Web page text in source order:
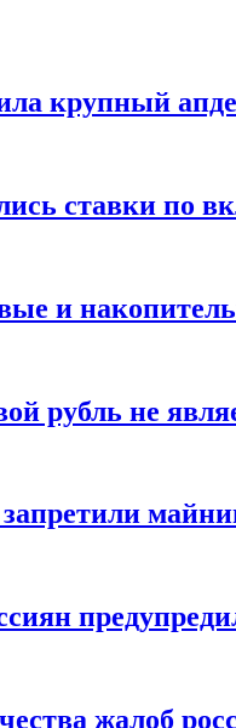
крупный
ставки по
и
рубль не
жалоб